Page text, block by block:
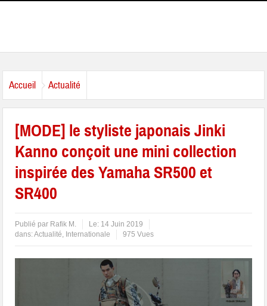
Accueil Actualité
[MODE] le styliste japonais Jinki
Kanno conçoit une mini collection
inspirée des Yamaha SR500 et
SR400
Publié par Rafik M. Le: 14 Juin 2019
dans:Actualité, Internationale 975 Vues